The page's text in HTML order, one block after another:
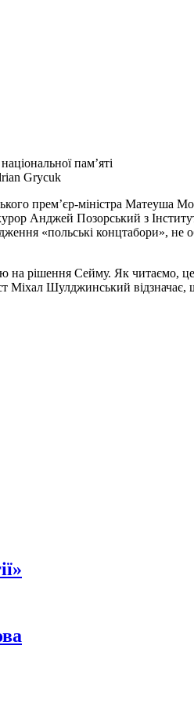
пам’яті
Grycuk
прем’єр-міністра Матеуша
Анджей Позорський з
«польські концтабори»,
на рішення Сейму. Як читаємо,
Міхал Шулджинський відзначає,